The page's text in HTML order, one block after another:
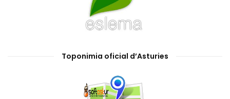
Toponimia oficial d’Asturies